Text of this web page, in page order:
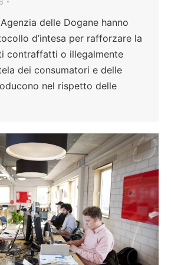
delle Dogane hanno
d’intesa per rafforzare la
contraffatti o illegalmente
dei consumatori e delle
nel rispetto delle